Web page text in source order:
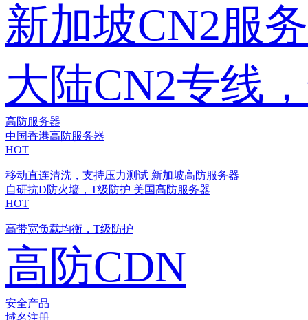
新加坡CN2服
大陆CN2专线
高防服务器
中国香港高防服务器
HOT
移动直连清洗，支持压力测试 新加坡高防服务器
自研抗D防火墙，T级防护 美国高防服务器
HOT
高带宽负载均衡，T级防护
高防CDN
安全产品
域名注册